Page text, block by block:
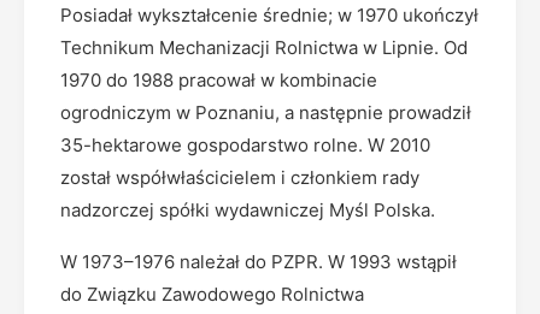
Posiadał wykształcenie średnie; w 1970 ukończył
Technikum Mechanizacji Rolnictwa w Lipnie. Od
1970 do 1988 pracował w kombinacie
ogrodniczym w Poznaniu, a następnie prowadził
35-hektarowe gospodarstwo rolne. W 2010
został współwłaścicielem i członkiem rady
nadzorczej spółki wydawniczej Myśl Polska.
W 1973–1976 należał do PZPR. W 1993 wstąpił
do Związku Zawodowego Rolnictwa